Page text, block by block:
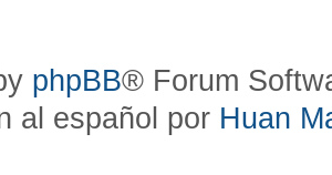
phpBB® Forum
al español por Huan